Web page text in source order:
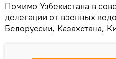
Помимо Узбекистана в
делегации от военных
Белоруссии, Казахстана,